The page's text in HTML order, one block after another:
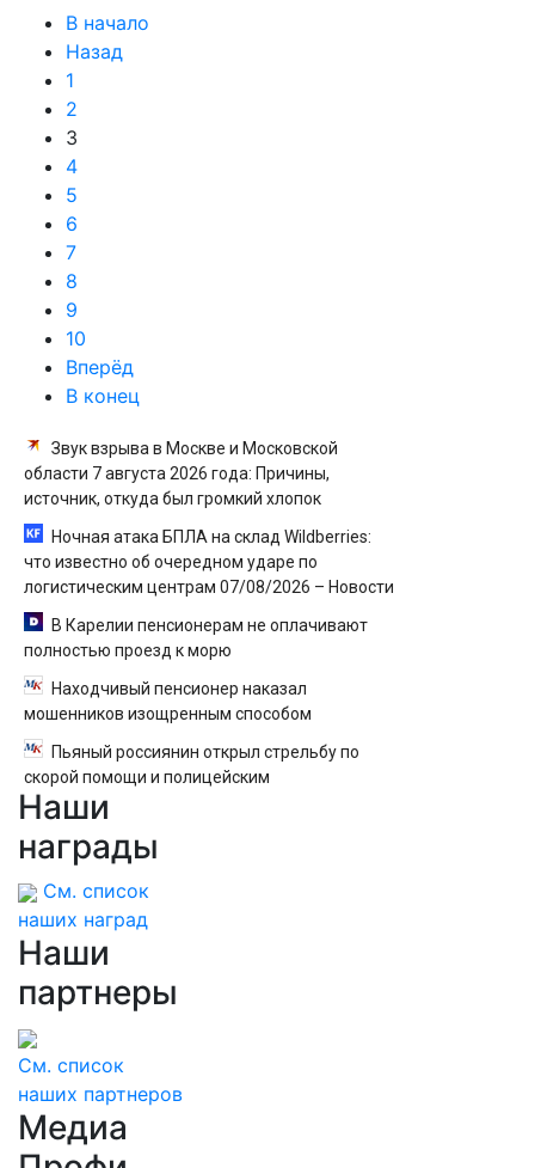
В начало
Назад
1
2
3
4
5
6
7
8
9
10
Вперёд
В конец
Звук взрыва в Москве и Московской
области 7 августа 2026 года: Причины,
источник, откуда был громкий хлопок
Ночная атака БПЛА на склад Wildberries:
что известно об очередном ударе по
логистическим центрам 07/08/2026 – Новости
В Карелии пенсионерам не оплачивают
полностью проезд к морю
Находчивый пенсионер наказал
мошенников изощренным способом
Пьяный россиянин открыл стрельбу по
скорой помощи и полицейским
Наши
награды
См. список
наших наград
Наши
партнеры
См. список
наших партнеров
Медиа